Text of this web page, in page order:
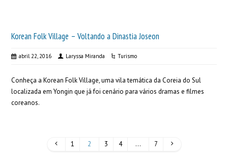
Korean Folk Village – Voltando a Dinastia Joseon
abril 22, 2016 Laryssa Miranda Turismo
Conheça a Korean Folk Village, uma vila temática da Coreia do Sul
localizada em Yongin que já foi cenário para vários dramas e filmes
coreanos.
1 2 3 4 … 7